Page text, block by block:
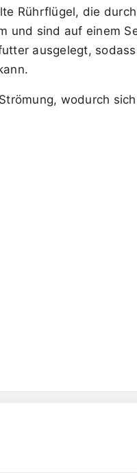
Rührflügel, die
und sind auf einem
ausgelegt,
wodurch